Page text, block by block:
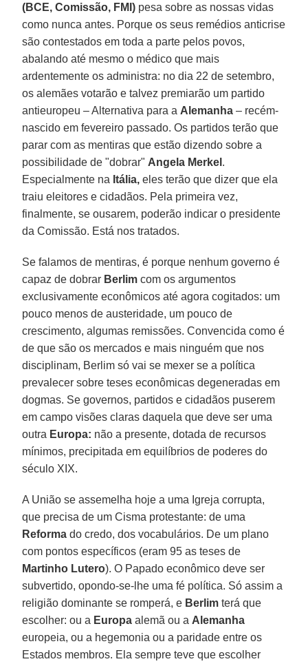
(BCE, Comissão, FMI) pesa sobre as nossas vidas
como nunca antes. Porque os seus remédios anticrise
são contestados em toda a parte pelos povos,
abalando até mesmo o médico que mais
ardentemente os administra: no dia 22 de setembro,
os alemães votarão e talvez premiarão um partido
antieuropeu – Alternativa para a Alemanha – recém-
nascido em fevereiro passado. Os partidos terão que
parar com as mentiras que estão dizendo sobre a
possibilidade de "dobrar" Angela Merkel .
Especialmente na Itália, eles terão que dizer que ela
traiu eleitores e cidadãos. Pela primeira vez,
finalmente, se ousarem, poderão indicar o presidente
da Comissão. Está nos tratados.
Se falamos de mentiras, é porque nenhum governo é
capaz de dobrar Berlim com os argumentos
exclusivamente econômicos até agora cogitados: um
pouco menos de austeridade, um pouco de
crescimento, algumas remissões. Convencida como é
de que são os mercados e mais ninguém que nos
disciplinam, Berlim só vai se mexer se a política
prevalecer sobre teses econômicas degeneradas em
dogmas. Se governos, partidos e cidadãos puserem
em campo visões claras daquela que deve ser uma
outra Europa: não a presente, dotada de recursos
mínimos, precipitada em equilíbrios de poderes do
século XIX.
A União se assemelha hoje a uma Igreja corrupta,
que precisa de um Cisma protestante: de uma
Reforma do credo, dos vocabulários. De um plano
com pontos específicos (eram 95 as teses de
Martinho Lutero). O Papado econômico deve ser
subvertido, opondo-se-lhe uma fé política. Só assim a
religião dominante se romperá, e Berlim terá que
escolher: ou a Europa alemã ou a Alemanha
europeia, ou a hegemonia ou a paridade entre os
Estados membros. Ela sempre teve que escolher